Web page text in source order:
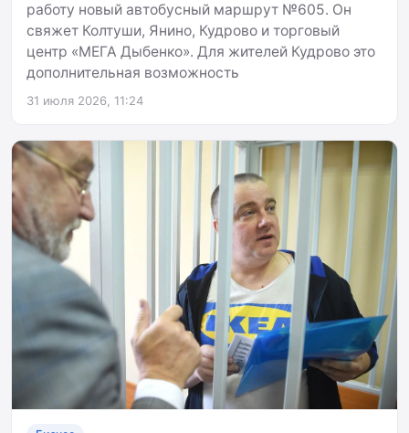
работу новый автобусный маршрут №605. Он
свяжет Колтуши, Янино, Кудрово и торговый
центр «МЕГА Дыбенко». Для жителей Кудрово это
дополнительная возможность
31 июля 2026, 11:24